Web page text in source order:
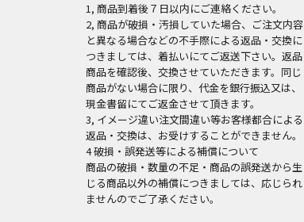
1, 商品到着後７日以内にご連絡ください。
2, 商品が破損・汚損していた場合、ご注文内容
と異なる場合などの不手際による返品・交換に
つきましては、着払いにてご返送下さい。返品
商品を確認後、交換させていただきます。同じ
商品がない場合に限り、代金を銀行振込又は、
現金書留にてご返金させて頂きます。
3, イメージ違い注文間違い等お客様都合による
返品・交換は、お受けすることができません。
4 破損・誤発送等による補償について
商品の破損・数量の不足・商品の誤発送から生
じる商品以外の補償につきましては、応じられ
ませんのでご了承ください。